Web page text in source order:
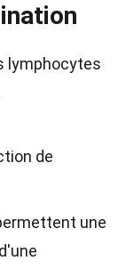
lymphocytes
de
une